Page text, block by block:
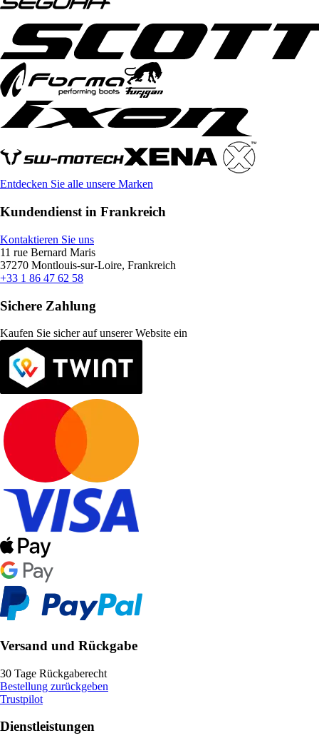
Entdecken Sie alle unsere Marken
Kundendienst in Frankreich
Kontaktieren Sie uns
11 rue Bernard Maris
37270 Montlouis-sur-Loire, Frankreich
+33 1 86 47 62 58
Sichere Zahlung
Kaufen Sie sicher auf unserer Website ein
Versand und Rückgabe
30 Tage Rückgaberecht
Bestellung zurückgeben
Trustpilot
Dienstleistungen